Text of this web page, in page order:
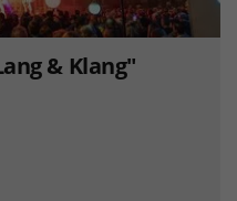
& Klang"